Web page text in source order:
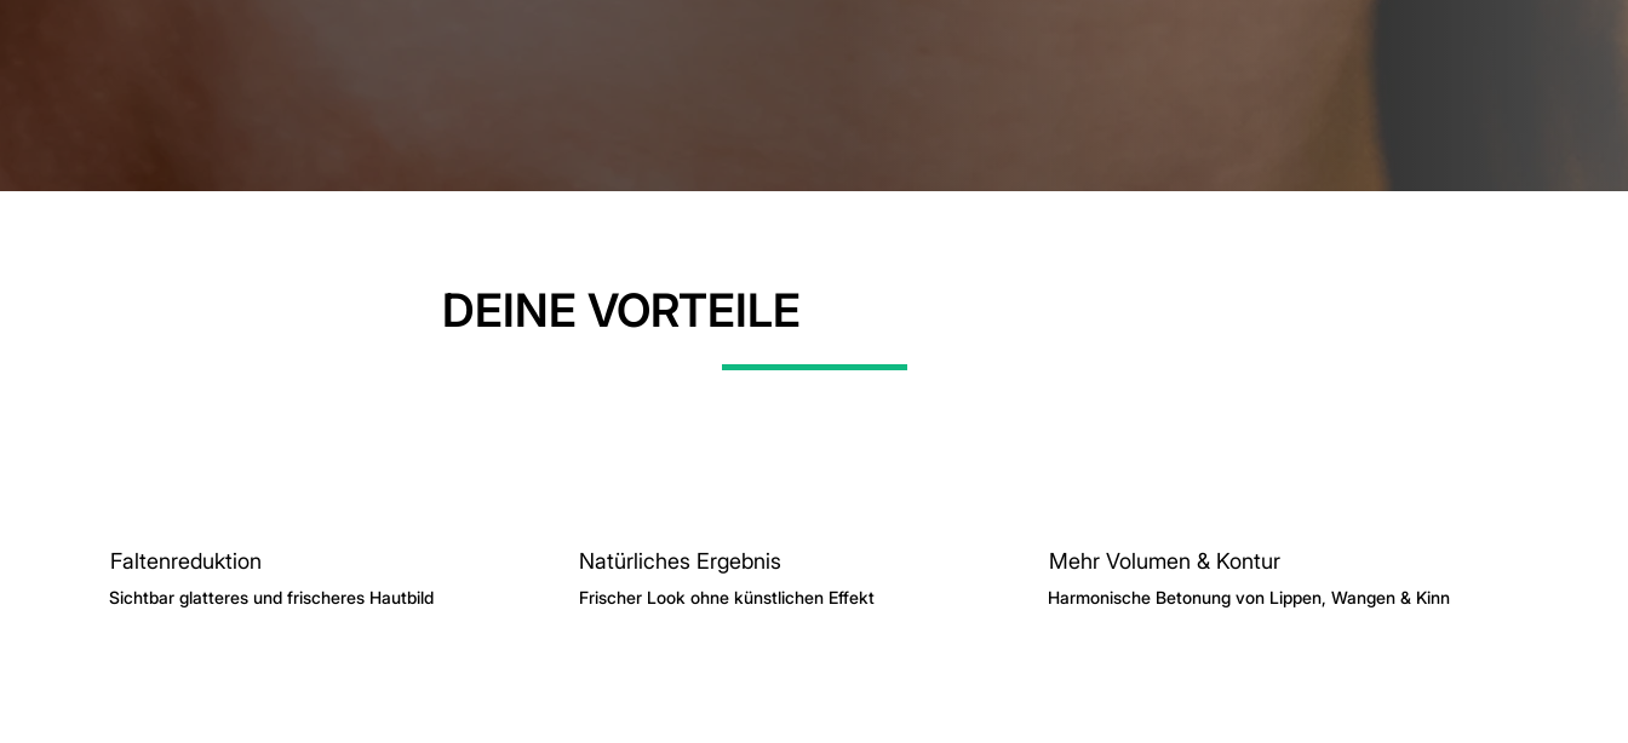
DEINE VORTEILE
Faltenreduktion
Sichtbar glatteres und frischeres Hautbild
Natürliches Ergebnis
Frischer Look ohne künstlichen Effekt
Mehr Volumen & Kontur
Harmonische Betonung von Lippen, Wangen & Kinn